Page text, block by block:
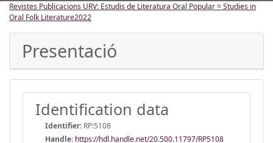
Revistes Publicacions URV: Estudis de Literatura Oral Popular = Studies in
Oral Folk Literature2022
Presentació
Identification data
Identifier: RP:5108
Handle: https://hdl.handle.net/20.500.11797/RP5108